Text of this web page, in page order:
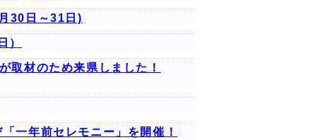
30日～31日)
）
材のため来県しました！
一年前セレモニー」を開催！